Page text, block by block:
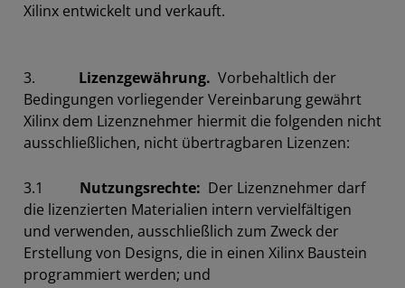
Xilinx entwickelt und verkauft.
3. Lizenzgewährung. Vorbehaltlich der
Bedingungen vorliegender Vereinbarung gewährt
Xilinx dem Lizenznehmer hiermit die folgenden nicht
ausschließlichen, nicht übertragbaren Lizenzen:
3.1 Nutzungsrechte: Der Lizenznehmer darf
die lizenzierten Materialien intern vervielfältigen
und verwenden, ausschließlich zum Zweck der
Erstellung von Designs, die in einen Xilinx Baustein
programmiert werden; und